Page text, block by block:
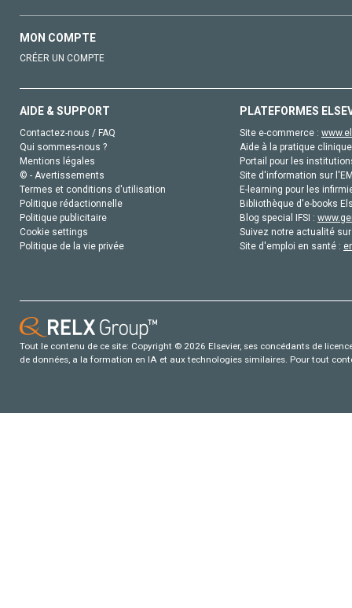
MON COMPTE
CRÉER UN COMPTE
AIDE & SUPPORT
Contactez-nous / FAQ
Qui sommes-nous ?
Mentions légales
© - Avertissements
Termes et conditions d'utilisation
Politique rédactionnelle
Politique publicitaire
Cookie settings
Politique de la vie privée
PLATEFORMES
Site e-commerce :
Aide à la pratique
Portail pour les
Site d'information sur
E-learning pour les
Bibliothèque d'e-books
Blog special IFSI :
Suivez notre actualité
Site d'emploi en santé :
Tout le contenu de ce site: Copyright © 2026 Elsevier, ses concédants de
de données, a la formation en IA et aux technologies similaires. Pour tout